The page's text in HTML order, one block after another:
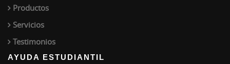
Productos
Servicios
Testimonios
AYUDA ESTUDIANTIL